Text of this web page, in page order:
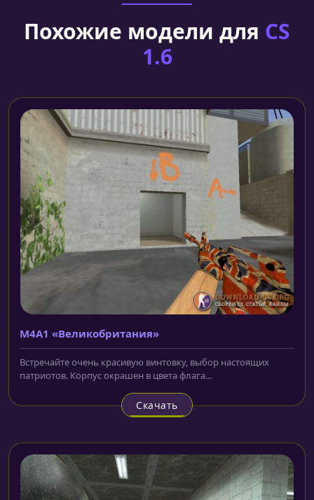
Похожие модели для CS
1.6
M4A1 «Великобритания»
Встречайте очень красивую винтовку, выбор настоящих
патриотов. Корпус окрашен в цвета флага...
Скачать